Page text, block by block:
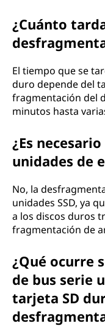
¿Cuánto
El tiempo que se
duro depende del
fragmentación del
minutos hasta
¿Es
unidades de
No, la
unidades SSD, ya
a los discos duros
fragmentación de
¿Qué ocurre
de bus serie
tarjeta SD